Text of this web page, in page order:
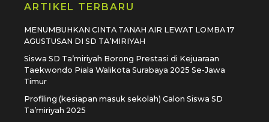
ARTIKEL TERBARU
MENUMBUHKAN CINTA TANAH AIR LEWAT LOMBA 17
AGUSTUSAN DI SD TA’MIRIYAH
Siswa SD Ta’miriyah Borong Prestasi di Kejuaraan
Taekwondo Piala Walikota Surabaya 2025 Se-Jawa
Timur
Profiling (kesiapan masuk sekolah) Calon Siswa SD
Ta’miriyah 2025